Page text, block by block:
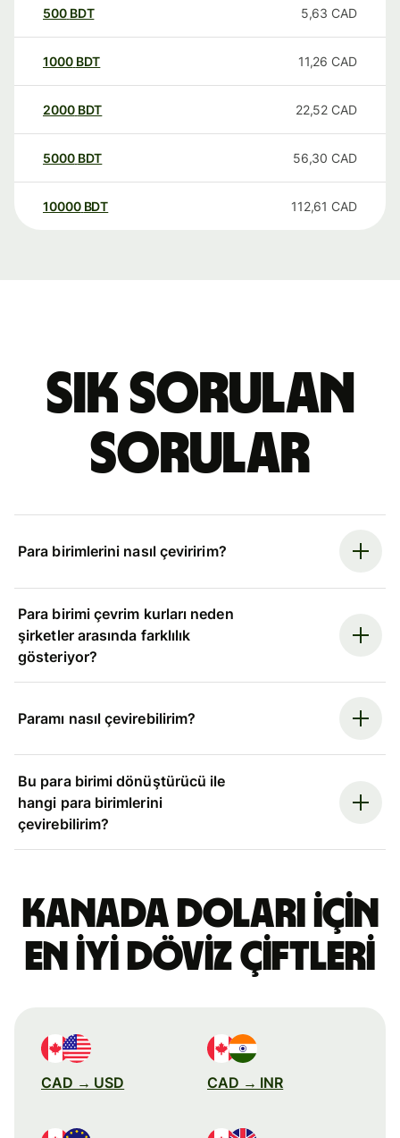
500 BDT 5,63 CAD
1000 BDT 11,26 CAD
2000 BDT 22,52 CAD
5000 BDT 56,30 CAD
10000 BDT 112,61 CAD
Sık sorulan
sorular
Para birimlerini nasıl çeviririm?
Para birimi çevrim kurları neden
şirketler arasında farklılık
gösteriyor?
Paramı nasıl çevirebilirim?
Bu para birimi dönüştürücü ile
hangi para birimlerini
çevirebilirim?
Kanada doları için
en iyi döviz çiftleri
CAD → USD CAD → INR